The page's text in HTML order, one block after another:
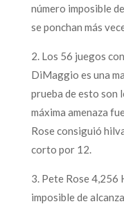
número imposible
se ponchan más
2. Los 56 juegos
DiMaggio es una
prueba de esto son
máxima amenaza
Rose consiguió
corto por 12.
3. Pete Rose 4,256
imposible de